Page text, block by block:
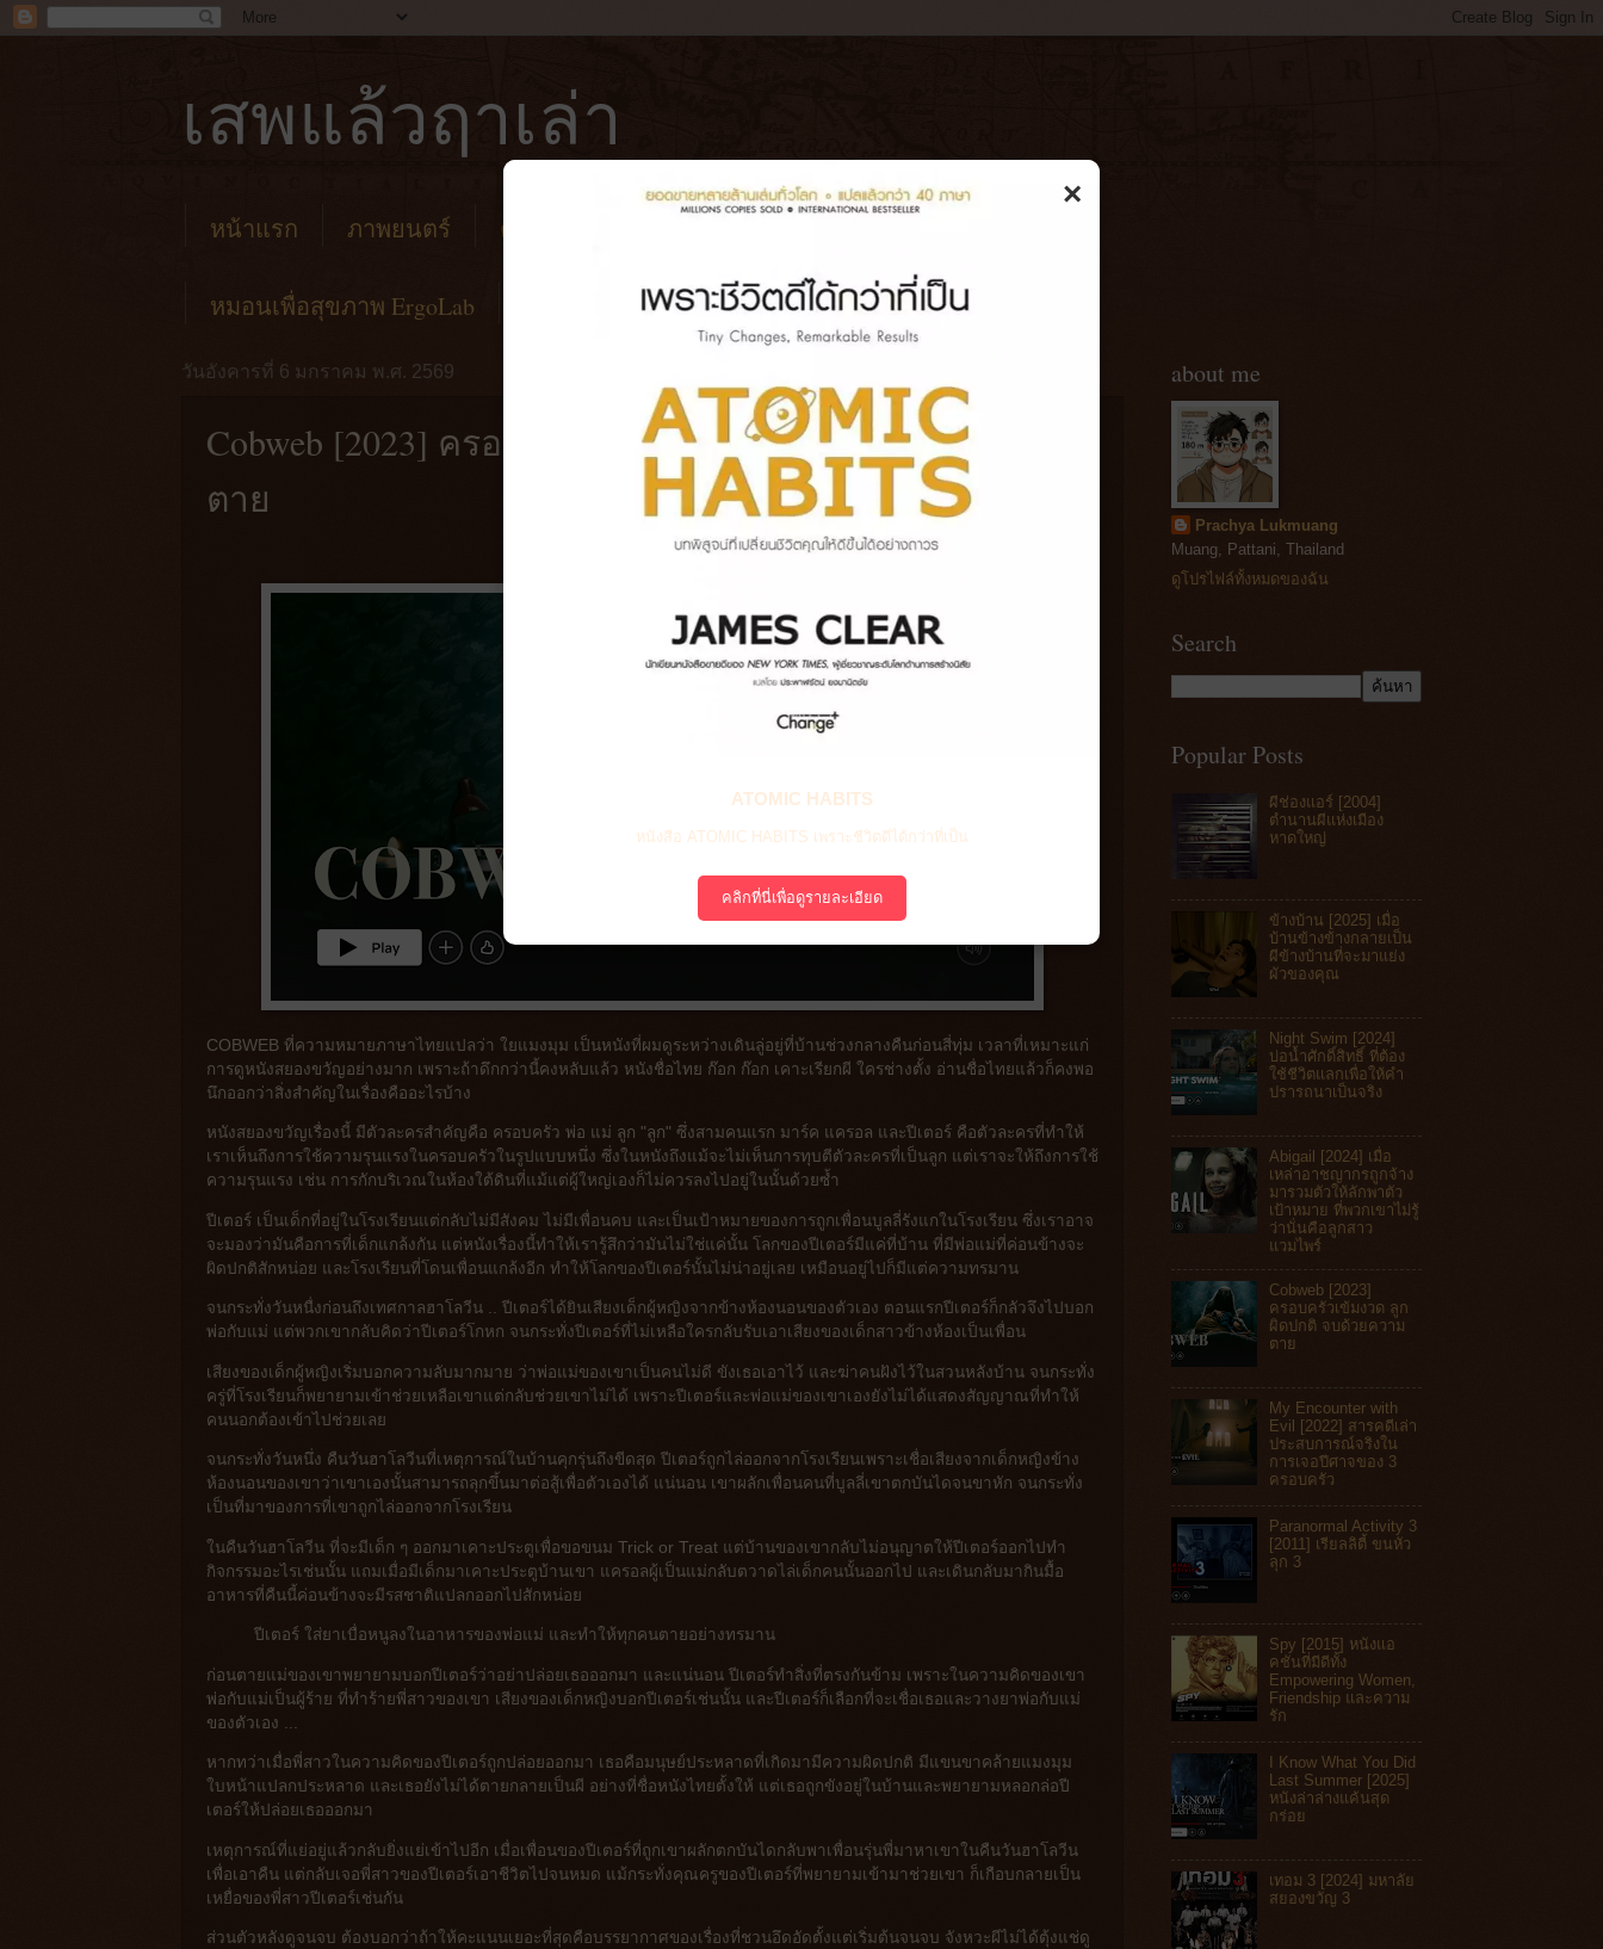
เสพแล้วฤาเล่า
หน้าแรก ภาพยนตร์ คาเฟ่
หมอนเพื่อสุขภาพ ErgoLab
วันอังคารที่ 6 มกราคม พ.ศ. 2569
Cobweb [2023] ครอบครัวเข้มงวด ลูกผิดปกติ จบด้วยความ
ตาย
COBWEB ที่ความหมายภาษาไทยแปลว่า ใยแมงมุม เป็นหนังที่ผมดูระหว่างเดินลู่อยู่ที่บ้านช่วงกลางคืนก่อนสี่ทุ่ม เวลาที่เหมาะแก่
การดูหนังสยองขวัญอย่างมาก เพราะถ้าดึกกว่านี้คงหลับแล้ว หนังชื่อไทย ก๊อก ก๊อก เคาะเรียกผี ใครช่างตั้ง อ่านชื่อไทยแล้วก็คงพอ
นึกออกว่าสิ่งสำคัญในเรื่องคืออะไรบ้าง
หนังสยองขวัญเรื่องนี้ มีตัวละครสำคัญคือ ครอบครัว พ่อ แม่ ลูก "ลูก" ซึ่งสามคนแรก มาร์ค แครอล และปีเตอร์ คือตัวละครที่ทำให้
เราเห็นถึงการใช้ความรุนแรงในครอบครัวในรูปแบบหนึ่ง ซึ่งในหนังถึงแม้จะไม่เห็นการทุบตีตัวละครที่เป็นลูก แต่เราจะให้ถึงการใช้
ความรุนแรง เช่น การกักบริเวณในห้องใต้ดินที่แม้แต่ผู้ใหญ่เองก็ไม่ควรลงไปอยู่ในนั้นด้วยซ้ำ
ปีเตอร์ เป็นเด็กที่อยู่ในโรงเรียนแต่กลับไม่มีสังคม ไม่มีเพื่อนคบ และเป็นเป้าหมายของการถูกเพื่อนบูลลี่รังแกในโรงเรียน ซึ่งเราอาจ
จะมองว่ามันคือการที่เด็กแกล้งกัน แต่หนังเรื่องนี้ทำให้เรารู้สึกว่ามันไม่ใช่แค่นั้น โลกของปีเตอร์มีแค่ที่บ้าน ที่มีพ่อแม่ที่ค่อนข้างจะ
ผิดปกติสักหน่อย และโรงเรียนที่โดนเพื่อนแกล้งอีก ทำให้โลกของปีเตอร์นั้นไม่น่าอยู่เลย เหมือนอยู่ไปก็มีแต่ความทรมาน
จนกระทั่งวันหนื่งก่อนถึงเทศกาลฮาโลวีน .. ปีเตอร์ได้ยินเสียงเด็กผู้หญิงจากข้างห้องนอนของตัวเอง ตอนแรกปีเตอร์ก็กลัวจึงไปบอก
พ่อกับแม่ แต่พวกเขากลับคิดว่าปีเตอร์โกหก จนกระทั่งปีเตอร์ที่ไม่เหลือใครกลับรับเอาเสียงของเด็กสาวข้างห้องเป็นเพื่อน
เสียงของเด็กผู้หญิงเริ่มบอกความลับมากมาย ว่าพ่อแม่ของเขาเป็นคนไม่ดี ขังเธอเอาไว้ และฆ่าคนฝังไว้ในสวนหลังบ้าน จนกระทั่ง
ครู่ที่โรงเรียนก็พยายามเข้าช่วยเหลือเขาแต่กลับช่วยเขาไม่ได้ เพราะปีเตอร์และพ่อแม่ของเขาเองยังไม่ได้แสดงสัญญาณที่ทำให้
คนนอกต้องเข้าไปช่วยเลย
จนกระทั่งวันหนึ่ง คืนวันฮาโลวีนที่เหตุการณ์ในบ้านคุกรุ่นถึงขีดสุด ปีเตอร์ถูกไล่ออกจากโรงเรียนเพราะเชื่อเสียงจากเด็กหญิงข้าง
ห้องนอนของเขาว่าเขาเองนั้นสามารถลุกขึ้นมาต่อสู้เพื่อตัวเองได้ แน่นอน เขาผลักเพื่อนคนที่บูลลี่เขาตกบันไดจนขาหัก จนกระทั่ง
เป็นที่มาของการที่เขาถูกไล่ออกจากโรงเรียน
ในคืนวันฮาโลวีน ที่จะมีเด็ก ๆ ออกมาเคาะประตูเพื่อขอขนม Trick or Treat แต่บ้านของเขากลับไม่อนุญาตให้ปีเตอร์ออกไปทำ
กิจกรรมอะไรเช่นนั้น แถมเมื่อมีเด็กมาเคาะประตูบ้านเขา แครอลผู้เป็นแม่กลับตวาดไล่เด็กคนนั้นออกไป และเดินกลับมากินมื้อ
อาหารที่คืนนี้ค่อนข้างจะมีรสชาติแปลกออกไปสักหน่อย
ปีเตอร์ ใส่ยาเบื่อหนูลงในอาหารของพ่อแม่ และทำให้ทุกคนตายอย่างทรมาน
ก่อนตายแม่ของเขาพยายามบอกปีเตอร์ว่าอย่าปล่อยเธอออกมา และแน่นอน ปีเตอร์ทำสิ่งที่ตรงกันข้าม เพราะในความคิดของเขา
พ่อกับแม่เป็นผู้ร้าย ที่ทำร้ายพี่สาวของเขา เสียงของเด็กหญิงบอกปีเตอร์เช่นนั้น และปีเตอร์ก็เลือกที่จะเชื่อเธอและวางยาพ่อกับแม่
ของตัวเอง ...
หากทว่าเมื่อพี่สาวในความคิดของปีเตอร์ถูกปล่อยออกมา เธอคือมนุษย์ประหลาดที่เกิดมามีความผิดปกติ มีแขนขาคล้ายแมงมุม
ใบหน้าแปลกประหลาด และเธอยังไม่ได้ตายกลายเป็นผี อย่างที่ชื่อหนังไทยตั้งให้ แต่เธอถูกขังอยู่ในบ้านและพยายามหลอกล่อปี
เตอร์ให้ปล่อยเธอออกมา
เหตุการณ์ที่แย่อยู่แล้วกลับยิ่งแย่เข้าไปอีก เมื่อเพื่อนของปีเตอร์ที่ถูกเขาผลักตกบันไดกลับพาเพื่อนรุ่นพี่มาหาเขาในคืนวันฮาโลวีน
เพื่อเอาคืน แต่กลับเจอพี่สาวของปีเตอร์เอาชีวิตไปจนหมด แม้กระทั่งคุณครูของปีเตอร์ที่พยายามเข้ามาช่วยเขา ก็เกือบกลายเป็น
เหยื่อของพี่สาวปีเตอร์เช่นกัน
ส่วนตัวหลังดูจนจบ ต้องบอกว่าถ้าให้คะแนนเยอะที่สุดคือบรรยากาศของเรื่องที่ชวนอึดอัดตั้งแต่เริ่มต้นจนจบ จังหวะผีไม่ได้ตุ้งแช่ดู
about me
Prachya Lukmuang
Muang, Pattani, Thailand
ดูโปรไฟล์ทั้งหมดของฉัน
Search
Popular Posts
ผีช่องแอร์ [2004]
ตำนานผีแห่งเมือง
หาดใหญ่
ข้างบ้าน [2025] เมื่อ
บ้านข้างข้างกลายเป็น
ผีข้างบ้านที่จะมาแย่ง
ผัวของคุณ
Night Swim [2024]
บ่อน้ำศักดิ์สิทธิ์ ที่ต้อง
ใช้ชีวิตแลกเพื่อให้คำ
ปรารถนาเป็นจริง
Abigail [2024] เมื่อ
เหล่าอาชญากรถูกจ้าง
มารวมตัวให้ลักพาตัว
เป้าหมาย ที่พวกเขาไม่รู้
ว่านั่นคือลูกสาว
แวมไพร์
Cobweb [2023]
ครอบครัวเข้มงวด ลูก
ผิดปกติ จบด้วยความ
ตาย
My Encounter with
Evil [2022] สารคดีเล่า
ประสบการณ์จริงใน
การเจอปีศาจของ 3
ครอบครัว
Paranormal Activity 3
[2011] เรียลลิตี้ ขนหัว
ลุก 3
Spy [2015] หนังแอ
คชันที่มีดีทั้ง
Empowering Women,
Friendship และความ
รัก
I Know What You Did
Last Summer [2025]
หนังล่าล่างแค้นสุด
กร่อย
เทอม 3 [2024] มหาลัย
สยองขวัญ 3
×
ATOMIC HABITS
หนังสือ ATOMIC HABITS เพราะชีวิตดีได้กว่าที่เป็น
คลิกที่นี่เพื่อดูรายละเอียด